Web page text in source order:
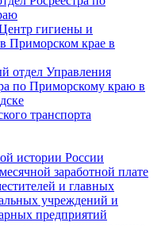
гигиены и
Приморском крае в
отдел Управления
по Приморскому краю в
транспорта
истории России
заработной плате
и главных
учреждений и
предприятий